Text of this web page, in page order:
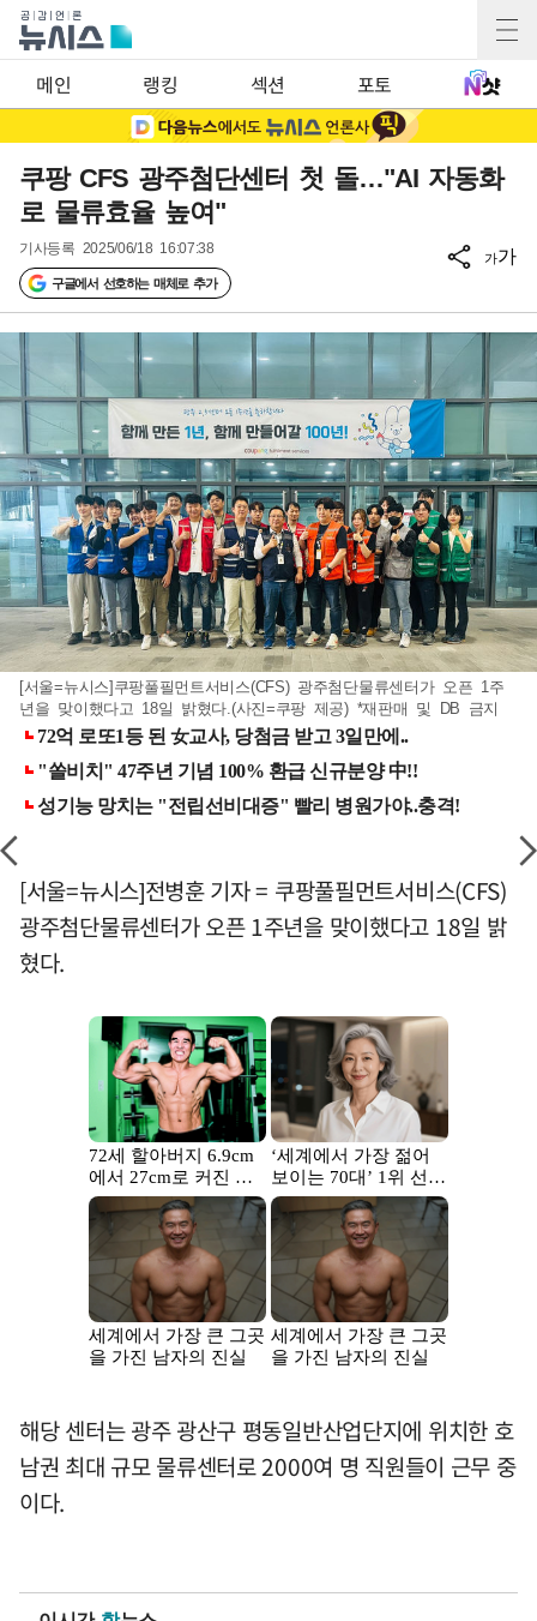
메인 랭킹 섹션 포토
쿠팡 CFS 광주첨단센터 첫 돌…"AI 자동화
로 물류효율 높여"
기사등록 2025/06/18 16:07:38
구글에서 선호하는 매체로 추가
가가
[서울=뉴시스]쿠팡풀필먼트서비스(CFS) 광주첨단물류센터가 오픈 1주
년을 맞이했다고 18일 밝혔다.(사진=쿠팡 제공) *재판매 및 DB 금지
[서울=뉴시스]전병훈 기자 = 쿠팡풀필먼트서비스(CFS)
광주첨단물류센터가 오픈 1주년을 맞이했다고 18일 밝
혔다.
해당 센터는 광주 광산구 평동일반산업단지에 위치한 호
남권 최대 규모 물류센터로 2000여 명 직원들이 근무 중
이다.